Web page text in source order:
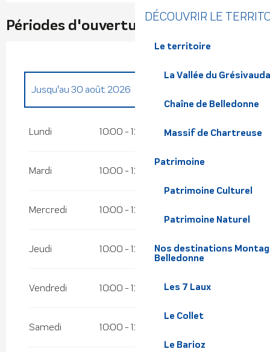
DÉCOUVRIR LE
Le territoire
La Vallée du
Chaîne de Belledonne
Massif de Chartreuse
Patrimoine
Patrimoine Culturel
Patrimoine Naturel
Nos destinations
Belledonne
Les 7 Laux
Le Collet
Le Barioz
Périodes d'ouverture
3 juillet 2026
Jusqu'au 30 août 2026
Lundi 10:00 - 12:00 14:00 - 17:00
Mardi 10:00 - 12:00
Mercredi 10:00 - 12:00
Jeudi 10:00 - 12:00 14:00 - 17:00
Vendredi 10:00 - 12:00 14:00 - 17:00
Samedi 10:00 - 12:00